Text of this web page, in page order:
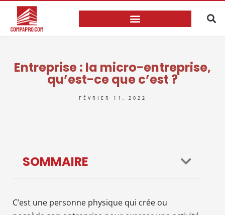
Entreprise : la micro-entreprise,
qu’est-ce que c’est ?
FÉVRIER 11, 2022
SOMMAIRE
C’est une personne physique qui crée ou